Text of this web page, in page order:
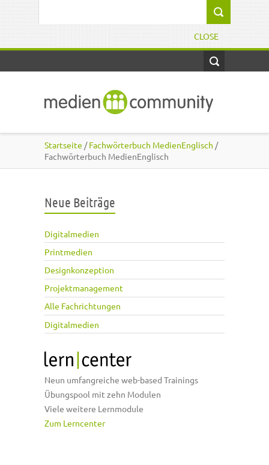
CLOSE
Startseite /Fachwörterbuch MedienEnglisch /
Fachwörterbuch MedienEnglisch
Neue Beiträge
Digitalmedien
Printmedien
Designkonzeption
Projektmanagement
Alle Fachrichtungen
Digitalmedien
Neun umfangreiche web-based Trainings
Übungspool mit zehn Modulen
Viele weitere Lernmodule
Zum Lerncenter